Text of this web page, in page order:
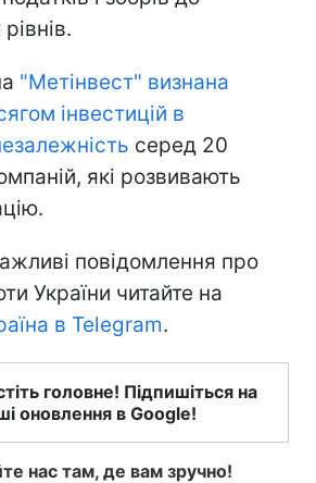
"Метінвест" визнана
інвестицій в
серед 20
які розвивають
повідомлення про
України читайте на
в Telegram.
головне! Підпишіться на
оновлення в Google!
нас там, де вам зручно!